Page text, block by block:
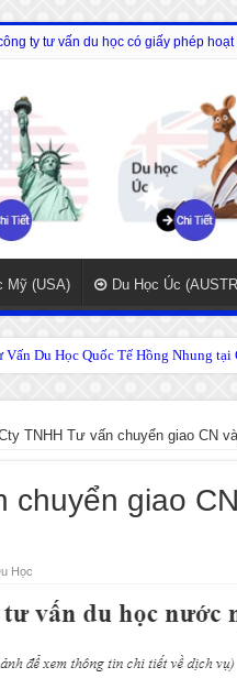
ty tư vấn du học có giấy phép hoạt
Mỹ (USA) Du Học Úc
Du Học Quốc Tế Hồng Nhung tại
TNHH Tư vấn chuyển giao CN
chuyển giao
Học